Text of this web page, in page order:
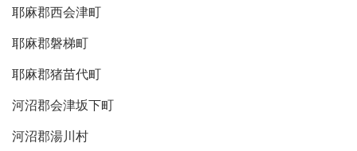
耶麻郡西会津町
耶麻郡磐梯町
耶麻郡猪苗代町
河沼郡会津坂下町
河沼郡湯川村